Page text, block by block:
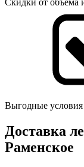
Скидки от объема
Выгодные условия
Доставка
Раменское